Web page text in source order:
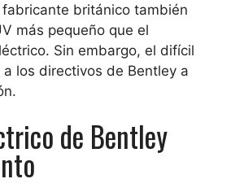
británico también
más pequeño que el
Sin embargo, el difícil
los directivos de Bentley a
de Bentley